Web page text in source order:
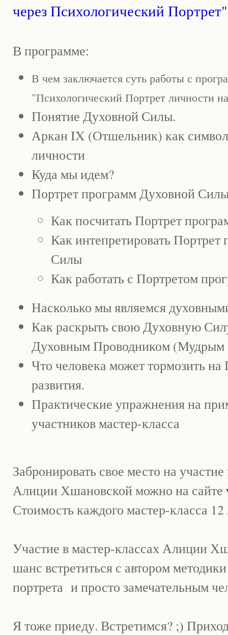
через Психологический Портрет"
В программе:
В чем заключается суть работы с
"Психологический Портрет личности
Понятие Духовной Силы.
Аркан IX (Отшельник) как
личности
Куда мы идем?
Портрет программ Духовной
Как посчитать Портрет
Как интепретировать
Силы
Как работать с Портретом
Насколько мы являемся
Как раскрыть свою Духовную
Духовным Проводником (Мудрым
Что человека может тормозить на
развития.
Практические упражнения на
участников мастер-класса
Забронировать свое место на
Алиции Хшановской можно на сайте
Стоимость каждого мастер-класса
Участие в мастер-классах Алиции
шанс встретиться с автором
портрета и просто замечательным
Я тоже приеду. Встретимся? ;)